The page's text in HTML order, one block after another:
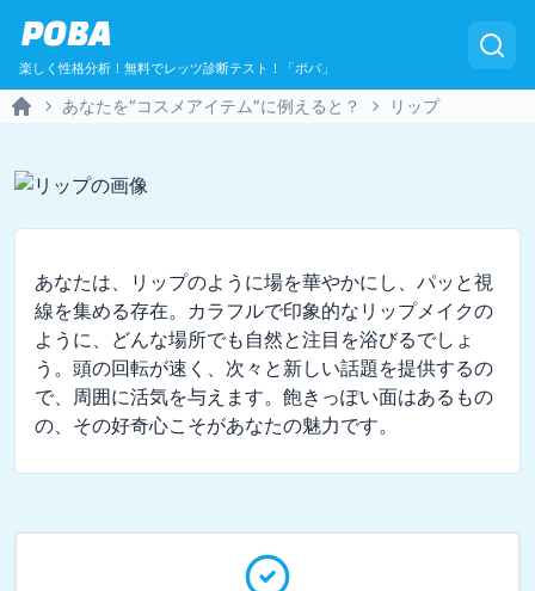
POBA
楽しく性格分析！無料でレッツ診断テスト！「ポバ」
あなたを“コスメアイテム”に例えると？ リップ
あなたは、リップのように場を華やかにし、パッと視
線を集める存在。カラフルで印象的なリップメイクの
ように、どんな場所でも自然と注目を浴びるでしょ
う。頭の回転が速く、次々と新しい話題を提供するの
で、周囲に活気を与えます。飽きっぽい面はあるもの
の、その好奇心こそがあなたの魅力です。